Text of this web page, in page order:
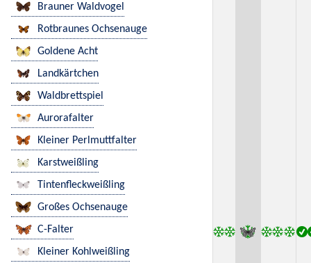
Brauner Waldvogel
Rotbraunes Ochsenauge
Goldene Acht
Landkärtchen
Waldbrettspiel
Aurorafalter
Kleiner Perlmuttfalter
Karstweißling
Tintenfleckweißling
Großes Ochsenauge
C-Falter
Kleiner Kohlweißling